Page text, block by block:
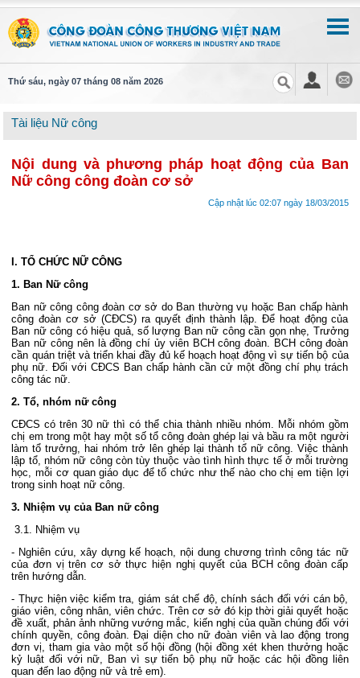
Thứ sáu, ngày 07 tháng 08 năm 2026
Tài liệu Nữ công
Nội dung và phương pháp hoạt động của Ban
Nữ công công đoàn cơ sở
Cập nhật lúc 02:07 ngày 18/03/2015
I. TỔ CHỨC NỮ CÔNG
1. Ban Nữ công
Ban nữ công công đoàn cơ sở do Ban thường vụ hoặc Ban chấp hành
công đoàn cơ sở (CĐCS) ra quyết định thành lập. Để hoạt động của
Ban nữ công có hiệu quả, số lượng Ban nữ công cần gọn nhẹ, Trưởng
Ban nữ công nên là đồng chí ủy viên BCH công đoàn. BCH công đoàn
cần quán triệt và triển khai đầy đủ kế hoạch hoạt động vì sự tiến bộ của
phụ nữ. Đối với CĐCS Ban chấp hành cần cử một đồng chí phụ trách
công tác nữ.
2. Tổ, nhóm nữ công
CĐCS có trên 30 nữ thì có thể chia thành nhiều nhóm. Mỗi nhóm gồm
chị em trong một hay một số tổ công đoàn ghép lại và bầu ra một người
làm tổ trưởng, hai nhóm trở lên ghép lại thành tổ nữ công. Việc thành
lập tổ, nhóm nữ công còn tùy thuộc vào tình hình thực tế ở mỗi trường
học, mỗi cơ quan giáo dục để tổ chức như thế nào cho chị em tiện lợi
trong sinh hoạt nữ công.
3. Nhiệm vụ của Ban nữ công
3.1. Nhiệm vụ
- Nghiên cứu, xây dựng kế hoạch, nội dung chương trình công tác nữ
của đơn vị trên cơ sở thực hiện nghị quyết của BCH công đoàn cấp
trên hướng dẫn.
- Thực hiện việc kiểm tra, giám sát chế độ, chính sách đối với cán bộ,
giáo viên, công nhân, viên chức. Trên cơ sở đó kịp thời giải quyết hoặc
đề xuất, phản ảnh những vướng mắc, kiến nghị của quần chúng đối với
chính quyền, công đoàn. Đại diện cho nữ đoàn viên và lao động trong
đơn vị, tham gia vào một số hội đồng (hội đồng xét khen thưởng hoặc
kỷ luật đối với nữ, Ban vì sự tiến bộ phụ nữ hoặc các hội đồng liên
quan đến lao động nữ và trẻ em).